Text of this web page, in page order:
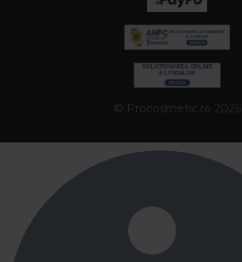
© Procosmetic.ro 2026